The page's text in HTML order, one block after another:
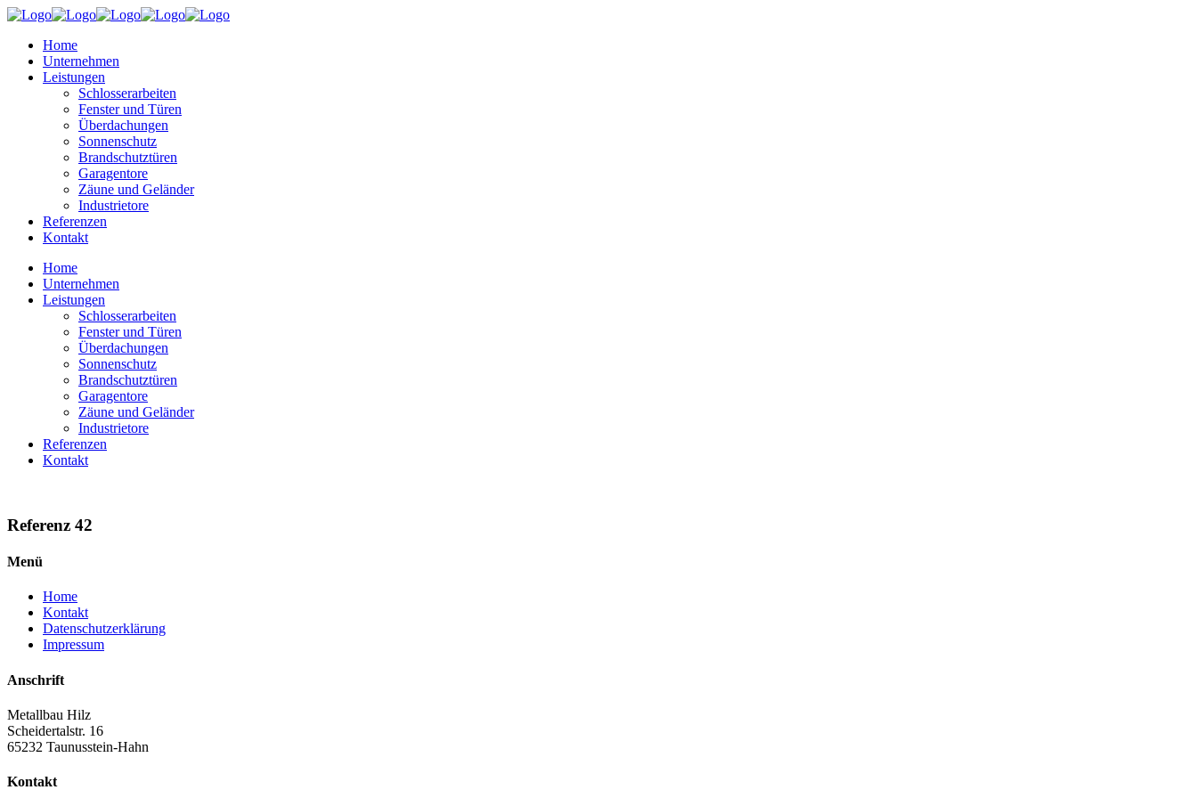
Home
Unternehmen
Leistungen
Schlosserarbeiten
Fenster und Türen
Überdachungen
Sonnenschutz
Brandschutztüren
Garagentore
Zäune und Geländer
Industrietore
Referenzen
Kontakt
Home
Unternehmen
Leistungen
Schlosserarbeiten
Fenster und Türen
Überdachungen
Sonnenschutz
Brandschutztüren
Garagentore
Zäune und Geländer
Industrietore
Referenzen
Kontakt
Referenz 42
Menü
Home
Kontakt
Datenschutzerklärung
Impressum
Anschrift
Metallbau Hilz
Scheidertalstr. 16
65232 Taunusstein-Hahn
Kontakt